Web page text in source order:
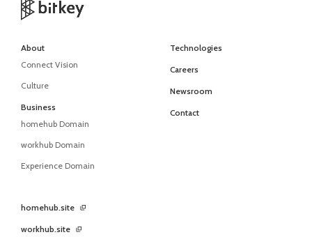
About
Connect Vision
Culture
Business
homehub Domain
workhub Domain
Experience Domain
Technologies
Careers
Newsroom
Contact
homehub.site
workhub.site